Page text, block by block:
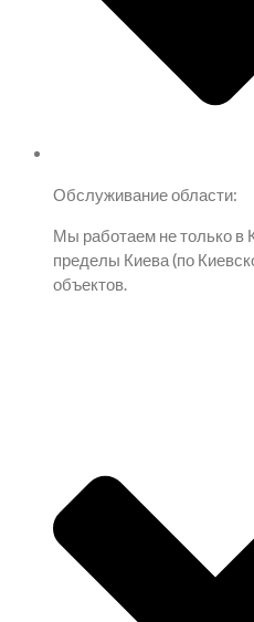
Обслуживание области:
Мы работаем не только в
пределы Киева (по
объектов.